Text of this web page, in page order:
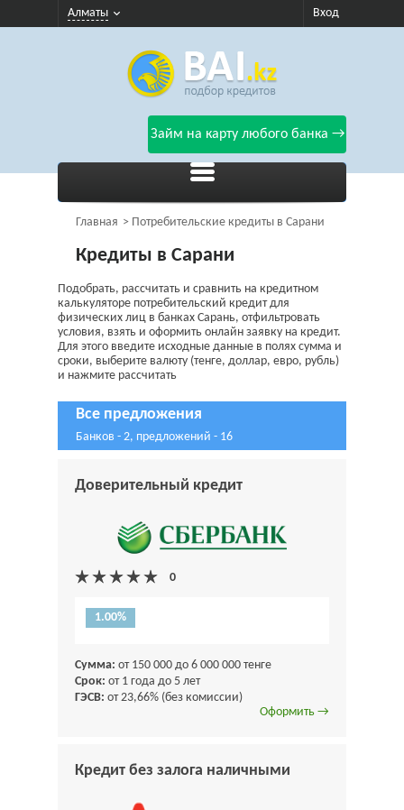
Алматы Вход
Займ на карту любого банка →
Главная Потребительские кредиты в Сарани
Кредиты в Сарани
Подобрать, рассчитать и сравнить на кредитном
калькуляторе потребительский кредит для
физических лиц в банках Сарань, отфильтровать
условия, взять и оформить онлайн заявку на кредит.
Для этого введите исходные данные в полях сумма и
сроки, выберите валюту (тенге, доллар, евро, рубль)
и нажмите рассчитать
Все предложения
Банков - 2, предложений - 16
Доверительный кредит
1.00%
Сумма: от 150 000 до 6 000 000 тенге
Срок: от 1 года до 5 лет
ГЭСВ: от 23,66% (без комиссии)
Оформить →
Кредит без залога наличными